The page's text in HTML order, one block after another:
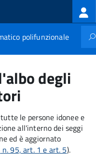
polifunzionale
degli
le persone idonee e
all'interno dei seggi
ed è aggiornato
95, art. 1 e art. 5).